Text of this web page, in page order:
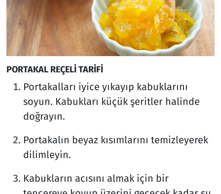
PORTAKAL REÇELİ TARİFİ
Portakalları iyice yıkayıp kabuklarını
soyun. Kabukları küçük şeritler halinde
doğrayın.
Portakalın beyaz kısımlarını temizleyerek
dilimleyin.
Kabukların acısını almak için bir